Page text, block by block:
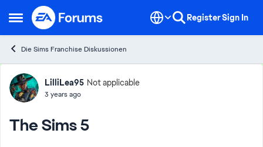
Open Side Menu
Skip to content RegisterSign In
Die Sims Franchise Diskussionen
Forum Discussion
LilliLea95 Not applicable
3 years ago
The Sims 5